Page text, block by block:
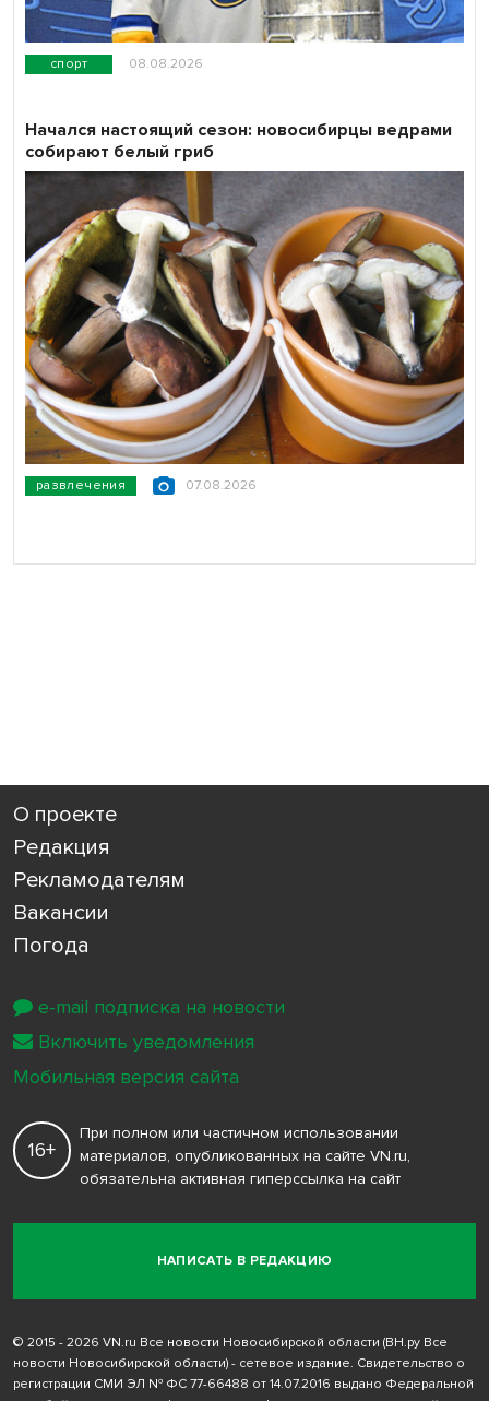
спорт 08.08.2026
развлечения 07.08.2026
Начался настоящий сезон: новосибирцы ведрами
собирают белый гриб
О проекте
Редакция
Рекламодателям
Вакансии
Погода
НАПИСАТЬ В РЕДАКЦИЮ
16+
При полном или частичном использовании
материалов, опубликованных на сайте VN.ru,
обязательна активная гиперссылка на сайт
© 2015 - 2026 VN.ru Все новости Новосибирской области (ВН.ру Все
новости Новосибирской области) - сетевое издание. Свидетельство о
регистрации СМИ ЭЛ № ФС 77-66488 от 14.07.2016 выдано Федеральной
e-mail подписка на новости
Включить уведомления
Мобильная версия сайта